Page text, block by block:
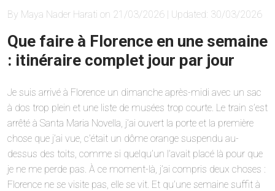
By Maya Nader Harati on 21/03/2026 | Updated: 30/03/2026
Que faire à Florence en une semaine
: itinéraire complet jour par jour
Je suis arrivé à Florence un dimanche après-midi avec un sac
à dos trop plein et une liste de musées trop courte. Le train s’est
arrêté à Santa Maria Novella, j’ai ouvert la porte et la première
chose que j’ai vue, c’était un dôme orange suspendu au-
dessus des toits, comme si quelqu’un l’avait placé là pour que
je ne me perde pas. À ce moment-là, j’ai compris deux choses :
Florence ne se visite pas, elle se vit. Et qu’une semaine suffit à